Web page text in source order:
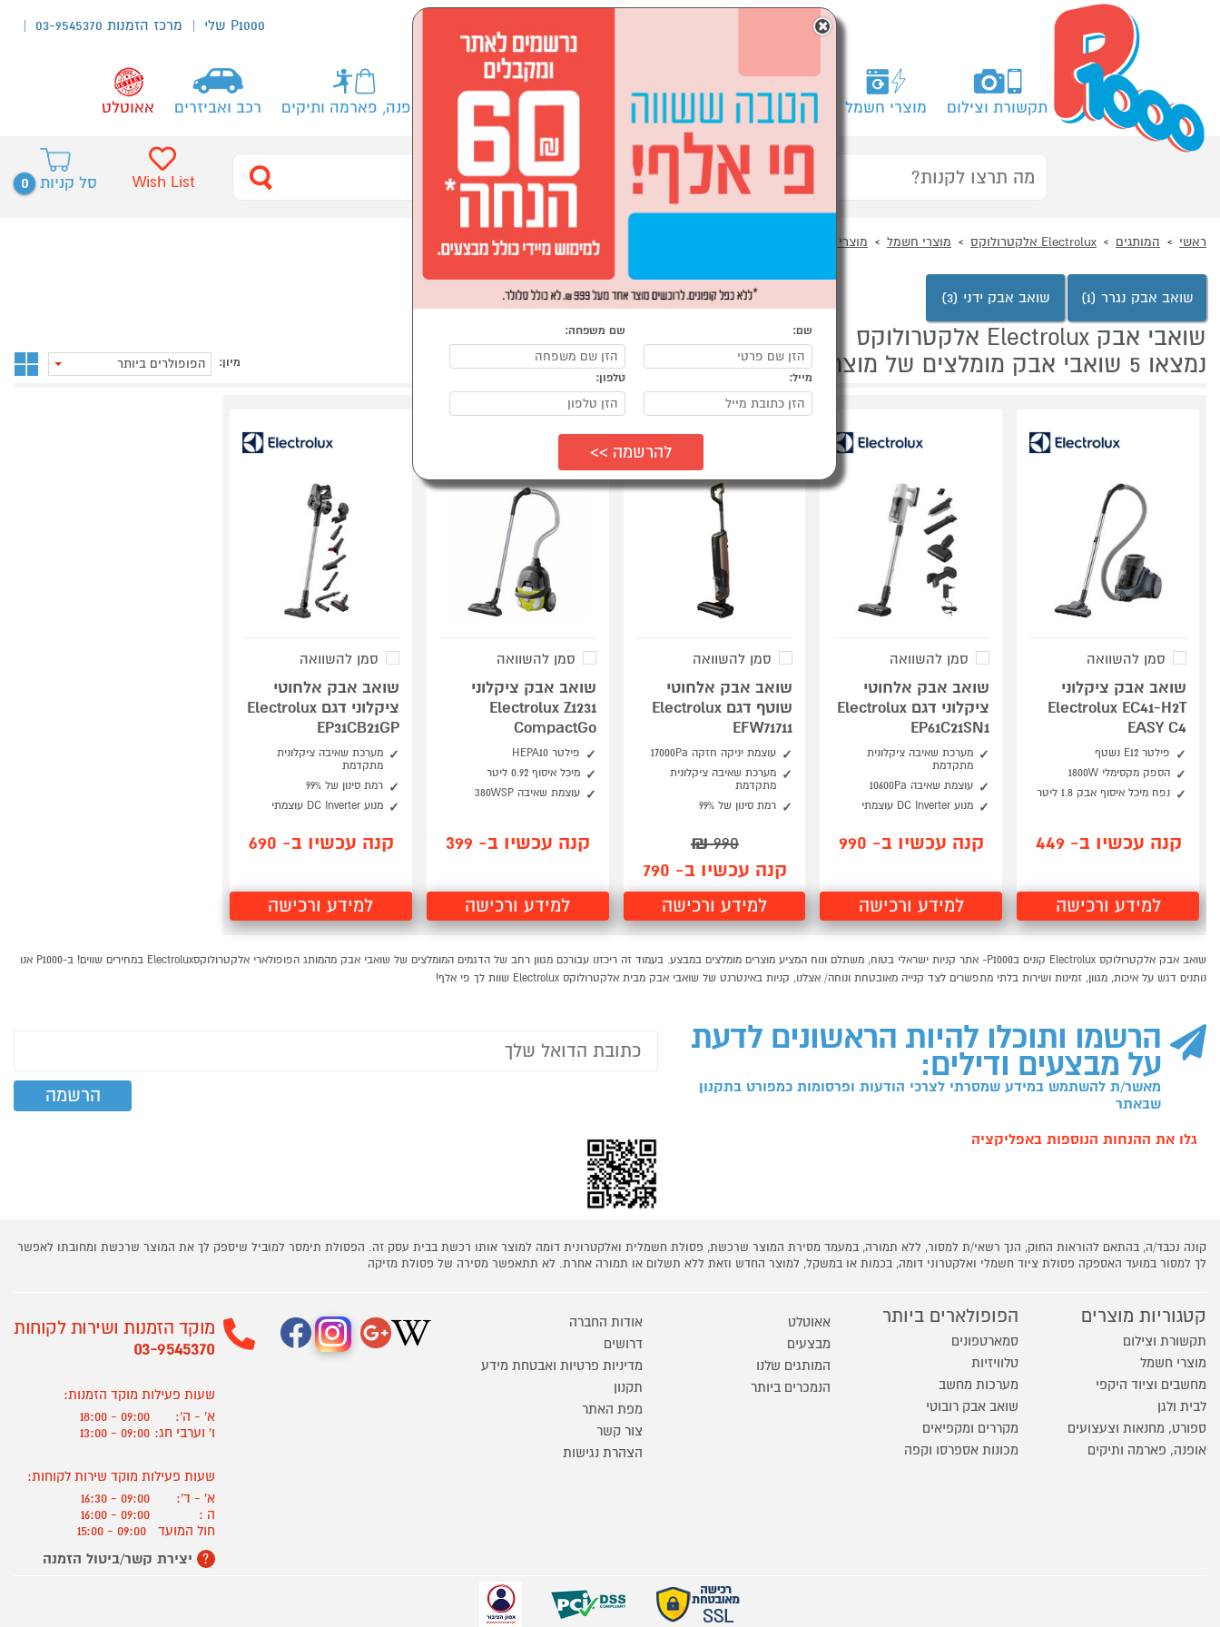
P1000 שלי מרכז הזמנות 03-9545370
תקשורת וצילום מוצרי חשמל מחשבים וציוד היקפי לבית ולגן ספורט, מחנאות וילדים אופנה, פארמה ותיקים רכב ואביזרים אאוטלט
סל קניות 0 Wish List
ראשי המותגים Electrolux אלקטרולוקס מוצרי חשמל מוצרי חשמל לבית
שואב אבק נגרר (1) שואב אבק ידני (3)
שואבי אבק Electrolux אלקטרולוקס
נמצאו 5 שואבי אבק מומלצים של מוצרי Electrolux אלקטרולוקס
מיון: הפופולרים ביותר
סמן להשוואה
שואב אבק ציקלוני
Electrolux EC41-H2T
EASY C4
פילטר ‎E12‎ נשטף
הספק מקסימלי 1800W
נפח מיכל איסוף אבק 1.8 ליטר
קנה עכשיו ב- 449
למידע ורכישה
סמן להשוואה
שואב אבק אלחוטי
ציקלוני דגם Electrolux
EP61C21SN1
מערכת שאיבה ציקלונית
מתקדמת
עוצמת שאיבה 10600Pa
מנוע DC Inverter עוצמתי
קנה עכשיו ב- 990
למידע ורכישה
סמן להשוואה
שואב אבק אלחוטי
שוטף דגם Electrolux
EFW71711
עוצמת יניקה חזקה 17000Pa
מערכת שאיבה ציקלונית
מתקדמת
רמת סינון של 99%
990
₪
קנה עכשיו ב- 790
למידע ורכישה
סמן להשוואה
שואב אבק ציקלוני
Electrolux Z1231
CompactGo
פילטר ‎HEPA10‎
מיכל איסוף ‎0.92‎ ליטר
עוצמת שאיבה ‎380WSP‎
קנה עכשיו ב- 399
למידע ורכישה
סמן להשוואה
שואב אבק אלחוטי
ציקלוני דגם Electrolux
EP31CB21GP
מערכת שאיבה ציקלונית
מתקדמת
רמת סינון של 99%
מנוע DC Inverter עוצמתי
קנה עכשיו ב- 690
למידע ורכישה
שואב אבק אלקטרולוקס Electrolux קונים בP1000- אתר קניות ישראלי בטוח, משתלם ונוח המציע מוצרים מומלצים במבצע. בעמוד זה ריכזנו עבורכם מגוון רחב של הדגמים המומלצים של שואבי אבק מהמותג הפופולארי אלקטרולוקסElectrolux במחירים שווים! ב-P1000 אנו
נותנים דגש על איכות, מגוון, זמינות ושירות בלתי מתפשרים לצד קנייה מאובטחת ונוחה/ אצלנו, קניות באינטרנט של שואבי אבק מבית אלקטרולוקס Electrolux שוות לך פי אלף!
הרשמו ותוכלו להיות הראשונים לדעת
על מבצעים ודילים:
מאשר/ת להשתמש במידע שמסרתי לצרכי הודעות ופרסומות כמפורט בתקנון
שבאתר
גלו את ההנחות הנוספות באפליקציה
קונה נכבד/ה, בהתאם להוראות החוק, הנך רשאי/ת למסור, ללא תמורה, במעמד מסירת המוצר שרכשת, פסולת חשמלית ואלקטרונית דומה למוצר אותו רכשת בבית עסק זה. הפסולת תימסר למוביל שיספק לך את המוצר שרכשת ומחובתו לאפשר
לך למסור במועד האספקה פסולת ציוד חשמלי ואלקטרוני דומה, בכמות או במשקל, למוצר החדש וזאת ללא תשלום או תמורה אחרת. לא תתאפשר מסירה של פסולת מזיקה
קטגוריות מוצרים
תקשורת וצילום
מוצרי חשמל
מחשבים וציוד היקפי
לבית ולגן
ספורט, מחנאות וצעצועים
אופנה, פארמה ותיקים
הפופולארים ביותר
סמארטפונים
טלוויזיות
מערכות מחשב
שואב אבק רובוטי
מקררים ומקפיאים
מכונות אספרסו וקפה
אאוטלט
מבצעים
המותגים שלנו
הנמכרים ביותר
אודות החברה
דרושים
מדיניות פרטיות ואבטחת מידע
תקנון
מפת האתר
צור קשר
הצהרת נגישות
מוקד הזמנות ושירות לקוחות
03-9545370
שעות פעילות מוקד הזמנות:
א' - ה':
09:00 - 18:00
ו' וערבי חג: 09:00 - 13:00
שעות פעילות מוקד שירות לקוחות:
א' - ד':
09:00 - 16:30
ה :
09:00 - 16:00
חול המועד
09:00 - 15:00
?
יצירת קשר/ביטול הזמנה
×
שם: שם משפחה:
מייל: טלפון: